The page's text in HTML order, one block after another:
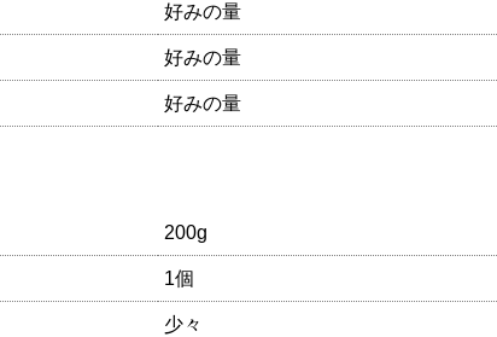
好みの量
好みの量
好みの量
200g
1個
少々